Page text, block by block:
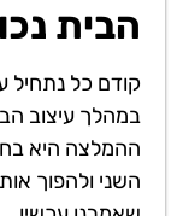
הבית
קודם כל נתחיל
במהלך עיצוב
ההמלצה היא
השני ולהפוך